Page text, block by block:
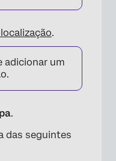
.
adicionar um
.
das seguintes